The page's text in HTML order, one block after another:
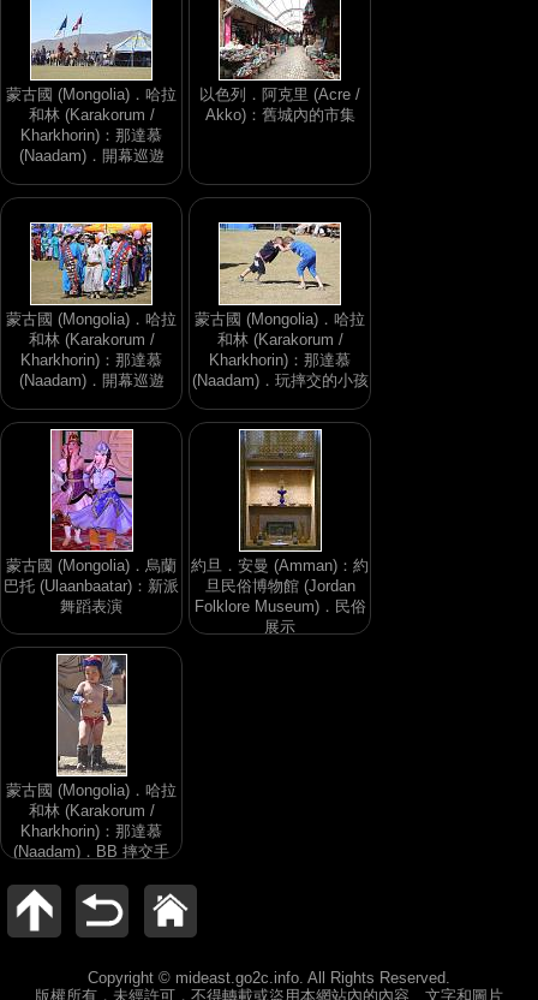
蒙古國 (Mongolia)．哈拉
和林 (Karakorum /
Kharkhorin)：那達慕
(Naadam)．開幕巡遊
以色列．阿克里 (Acre /
Akko)：舊城內的市集
蒙古國 (Mongolia)．哈拉
和林 (Karakorum /
Kharkhorin)：那達慕
(Naadam)．開幕巡遊
蒙古國 (Mongolia)．哈拉
和林 (Karakorum /
Kharkhorin)：那達慕
(Naadam)．玩摔交的小孩
蒙古國 (Mongolia)．烏蘭
巴托 (Ulaanbaatar)：新派
舞蹈表演
約旦．安曼 (Amman)：約
旦民俗博物館 (Jordan
Folklore Museum)．民俗
展示
蒙古國 (Mongolia)．哈拉
和林 (Karakorum /
Kharkhorin)：那達慕
(Naadam)．BB 摔交手
Copyright © mideast.go2c.info. All Rights Reserved.
版權所有，未經許可，不得轉載或盜用本網站內的內容、文字和圖片